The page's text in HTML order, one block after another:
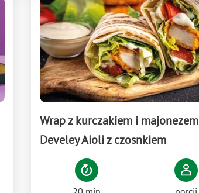
Wrap z kurczakiem i majonezem
Develey Aioli z czosnkiem